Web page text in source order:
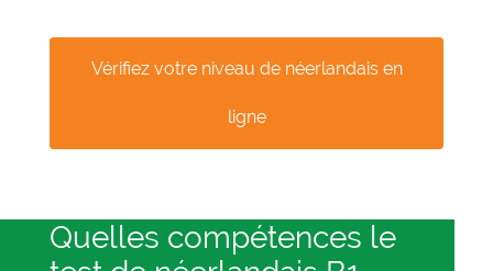
Vérifiez votre niveau de néerlandais en
ligne
Quelles compétences le